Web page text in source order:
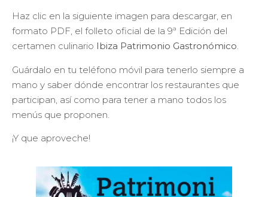
Haz clic en la siguiente imagen para descargar, en
formato PDF, el folleto oficial de la 9ª Edición del
certamen culinario Ibiza Patrimonio Gastronómico.
Guárdalo en tu teléfono móvil para tenerlo siempre a
mano y saber dónde encontrar los restaurantes que
participan, así como para tener a mano todos los
menús que proponen.
¡Y que aproveche!